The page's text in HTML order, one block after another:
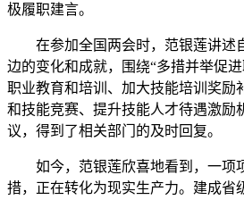
极履职建言。
在参加全国两会时，范银莲讲述
边的变化和成就，围绕“多措并举促
职业教育和培训、加大技能培训奖励
和技能竞赛、提升技能人才待遇激励
议，得到了相关部门的及时回复。
如今，范银莲欣喜地看到，一项
措，正在转化为现实生产力。建成省